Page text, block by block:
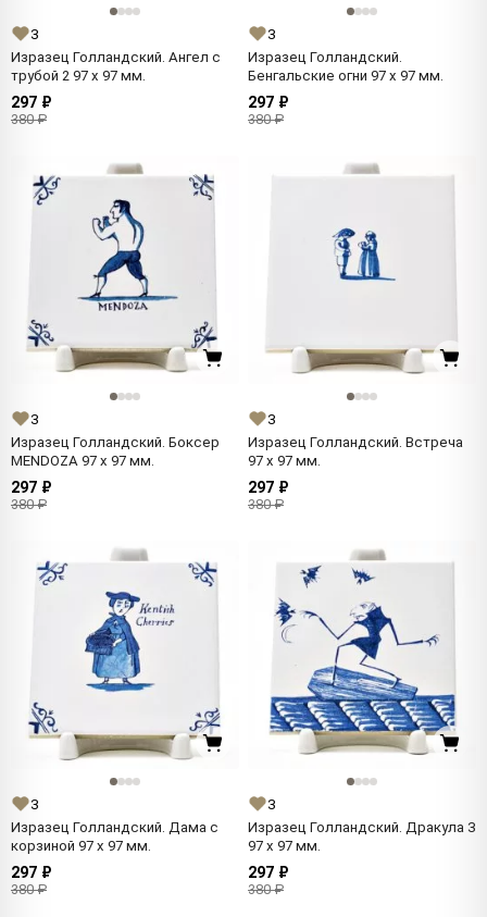
3
Изразец Голландский. Ангел с
трубой 2 97 x 97 мм.
297 ₽
380 ₽
3
Изразец Голландский.
Бенгальские огни 97 x 97 мм.
297 ₽
380 ₽
3
Изразец Голландский. Боксер
MENDOZA 97 x 97 мм.
297 ₽
380 ₽
3
Изразец Голландский. Встреча
97 x 97 мм.
297 ₽
380 ₽
3
Изразец Голландский. Дама с
корзиной 97 x 97 мм.
297 ₽
380 ₽
3
Изразец Голландский. Дракула 3
97 x 97 мм.
297 ₽
380 ₽